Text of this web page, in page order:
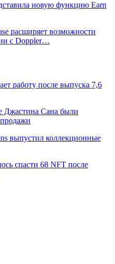
новую функцию Earn
расширяет возможности
с Doppler…
работу после выпуска 7,6
Джастина Сана были
выпустил коллекционные
спасти 68 NFT после